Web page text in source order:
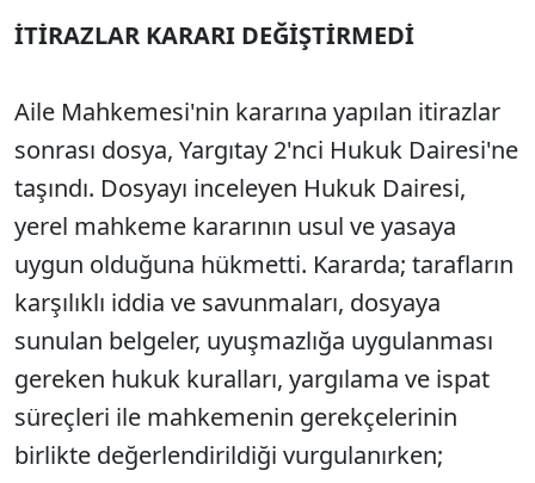
İTİRAZLAR KARARI DEĞİŞTİRMEDİ
Aile Mahkemesi'nin kararına yapılan itirazlar
sonrası dosya, Yargıtay 2'nci Hukuk Dairesi'ne
taşındı. Dosyayı inceleyen Hukuk Dairesi,
yerel mahkeme kararının usul ve yasaya
uygun olduğuna hükmetti. Kararda; tarafların
karşılıklı iddia ve savunmaları, dosyaya
sunulan belgeler, uyuşmazlığa uygulanması
gereken hukuk kuralları, yargılama ve ispat
süreçleri ile mahkemenin gerekçelerinin
birlikte değerlendirildiği vurgulanırken;